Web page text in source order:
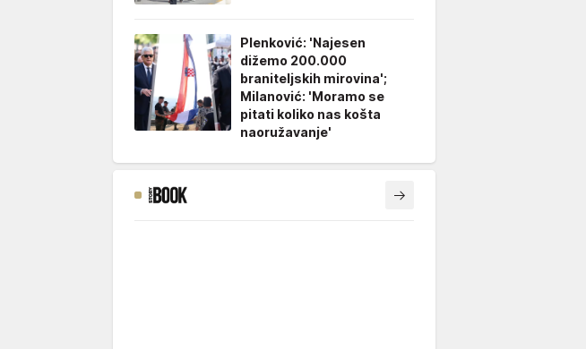
Plenković: 'Najesen
dižemo 200.000
braniteljskih mirovina';
Milanović: 'Moramo se
pitati koliko nas košta
naoružavanje'